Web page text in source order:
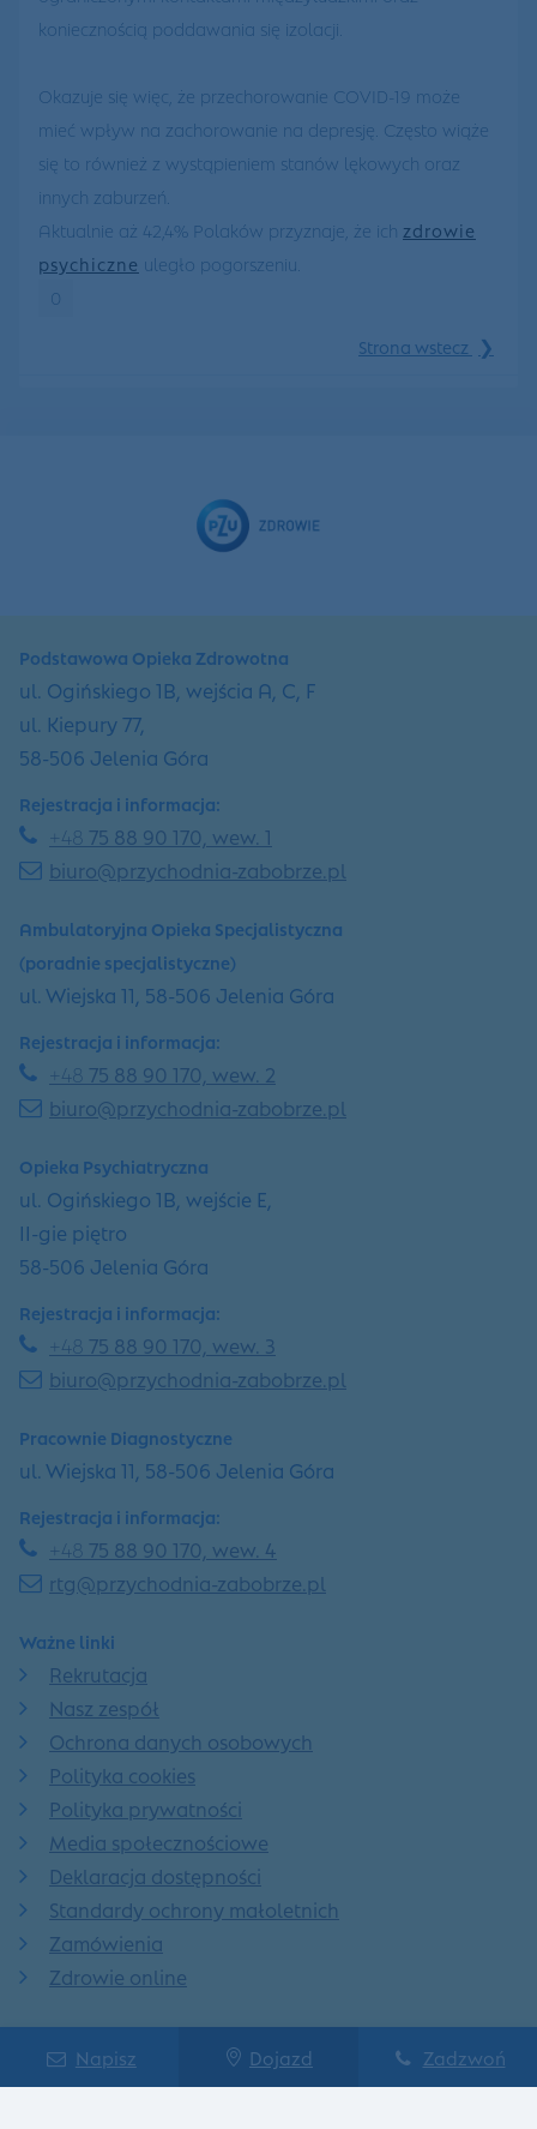
Napisz Dojazd Zadzwoń
koniecznością poddawania się izolacji.
Okazuje się więc, że przechorowanie COVID-19 może
mieć wpływ na zachorowanie na depresję. Często wiąże
się to również z wystąpieniem stanów lękowych oraz
innych zaburzeń.
Aktualnie aż 42,4% Polaków przyznaje, że ich zdrowie
psychiczne uległo pogorszeniu.
0
Strona wstecz ❯
Podstawowa Opieka Zdrowotna
ul. Ogińskiego 1B, wejścia A, C, F
ul. Kiepury 77,
58-506 Jelenia Góra
Rejestracja i informacja:
+48 75 88 90 170, wew. 1
biuro@przychodnia-zabobrze.pl
Ambulatoryjna Opieka Specjalistyczna
(poradnie specjalistyczne)
ul. Wiejska 11, 58-506 Jelenia Góra
Rejestracja i informacja:
+48 75 88 90 170, wew. 2
biuro@przychodnia-zabobrze.pl
Opieka Psychiatryczna
ul. Ogińskiego 1B, wejście E,
II-gie piętro
58-506 Jelenia Góra
Rejestracja i informacja:
+48 75 88 90 170, wew. 3
biuro@przychodnia-zabobrze.pl
Pracownie Diagnostyczne
ul. Wiejska 11, 58-506 Jelenia Góra
Rejestracja i informacja:
+48 75 88 90 170, wew. 4
rtg@przychodnia-zabobrze.pl
Ważne linki
Rekrutacja
Nasz zespół
Ochrona danych osobowych
Polityka cookies
Polityka prywatności
Media społecznościowe
Deklaracja dostępności
Standardy ochrony małoletnich
Zamówienia
Zdrowie online
Znajdź nas na:
Facebook Instagram